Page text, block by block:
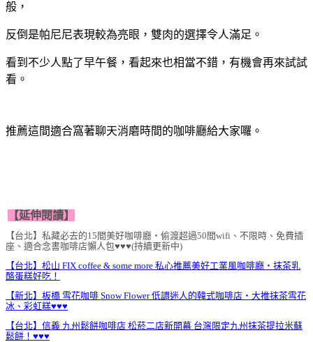
般，
反倒是帕尼尼表現較為亮眼，雙肉的選擇令人滿足。
看到不少人點了早午餐，看起來也相當不錯，有機會再來試試
看。
推薦這間適合窩著聊天消磨時間的咖啡廳給大家囉。
【延伸閱讀】
【台北】私藏必去的15間美好咖啡廳‧偷渡超過50間wifi、不限時、免費插
座、適合念書咖啡店懶人包♥♥♥(持續更新中)
【台北】松山 FIX coffee & some more 私心推薦美好工業風咖啡廳‧抹茶乳
酪蛋糕好吃！
【新北】板橋 雪花咖啡 Snow Flower 低調迷人的韓式咖啡店‧大推抹茶雪花
冰、彩虹糕♥♥♥
【台北】信義 九州鬆餅咖啡店 松菸二店新開幕 台灣限定九州抹茶提拉米蘇
鬆餅！♥♥♥